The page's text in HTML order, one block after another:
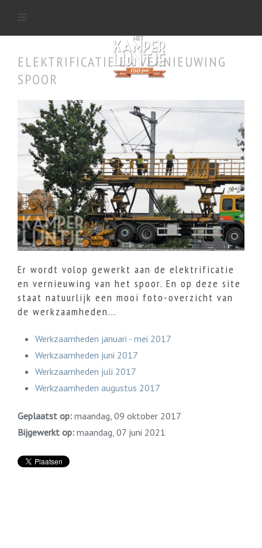
ELEKTRIFICATIE EN VERNIEUWING
SPOOR
Er wordt volop gewerkt aan de elektrificatie
en vernieuwing van het spoor. En op deze site
staat natuurlijk een mooi foto-overzicht van
de werkzaamheden...
Werkzaamheden januari - mei 2017
Werkzaamheden juni 2017
Werkzaamheden juli 2017
Werkzaamheden augustus 2017
Geplaatst op: maandag, 09 oktober 2017
Bijgewerkt op: maandag, 07 juni 2021